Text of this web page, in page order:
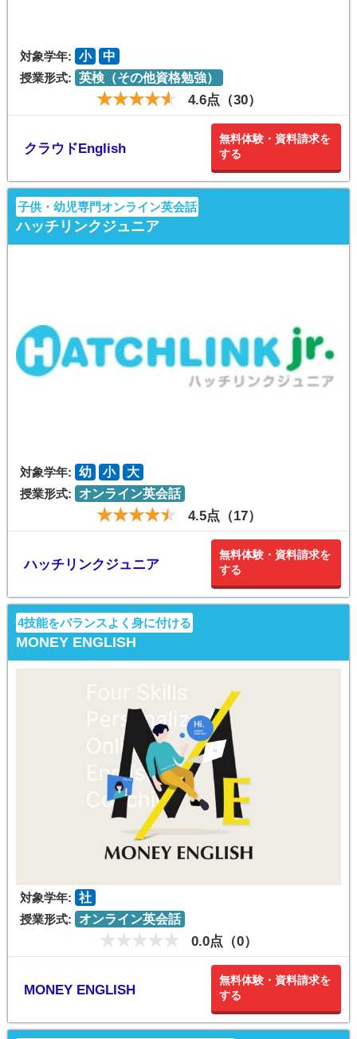
対象学年: 小
中
授業形式: 英検（その他資格勉強）
4.6点（30）
クラウドEnglish
無料体験・資料請求を
する
子供・幼児専門オンライン英会話
ハッチリンクジュニア
対象学年: 幼 小
大
授業形式:
オンライン英会話
4.5点（17）
ハッチリンクジュニア
無料体験・資料請求を
する
4技能をバランスよく身に付ける
MONEY ENGLISH
対象学年: 社
授業形式:
オンライン英会話
0.0点（0）
MONEY ENGLISH
無料体験・資料請求を
する